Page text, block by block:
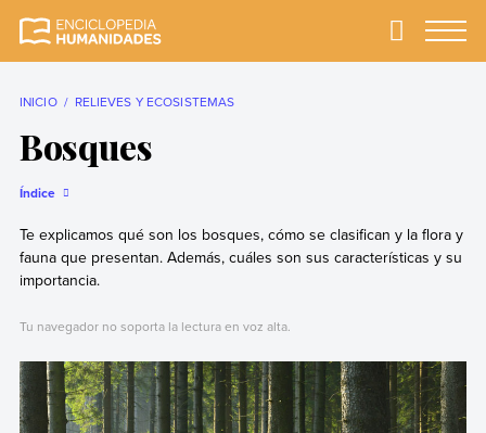
completa y más
Primary
INICIO RELIEVES Y ECOSISTEMAS
Bosques
Índice
Te explicamos qué son los bosques, cómo se clasifican y la flora y
fauna que presentan. Además, cuáles son sus características y su
importancia.
Tu navegador no soporta la lectura en voz alta.